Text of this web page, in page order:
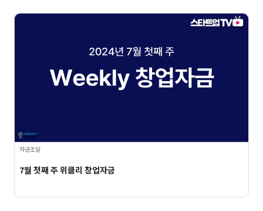
자금조달
7월 첫째 주 위클리 창업자금